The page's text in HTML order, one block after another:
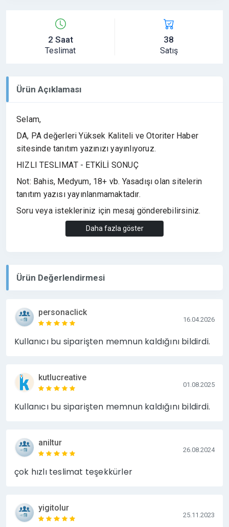
2 Saat
Teslimat
38
Satış
Ürün Açıklaması
Selam,
DA, PA değerleri Yüksek Kaliteli ve Otoriter Haber
sitesinde tanıtım yazınızı yayınlıyoruz.
HIZLI TESLIMAT - ETKİLİ SONUÇ
Not: Bahis, Medyum, 18+ vb. Yasadışı olan sitelerin
tanıtım yazısı yayınlanmamaktadır.
Soru veya istekleriniz için mesaj gönderebilirsiniz.
Profilimi ziyaret ederek, diğer satış ilanlarımızı
görüntüleyebilirsiniz.
Daha fazla göster
Ürün Değerlendirmesi
personaclick
16.04.2026
Kullanıcı bu siparişten memnun kaldığını bildirdi.
kutlucreative
01.08.2025
Kullanıcı bu siparişten memnun kaldığını bildirdi.
aniltur
26.08.2024
çok hızlı teslimat teşekkürler
yigitolur
25.11.2023